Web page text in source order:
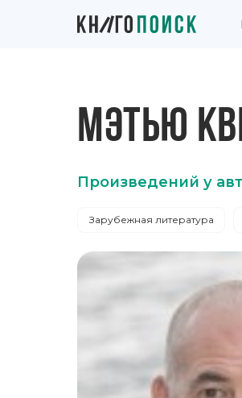
МЭТЬЮ
Произведений у
Зарубежная литература